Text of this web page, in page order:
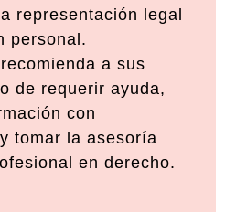
representación legal
personal.
a sus
de requerir ayuda,
con
tomar la asesoría
en derecho.